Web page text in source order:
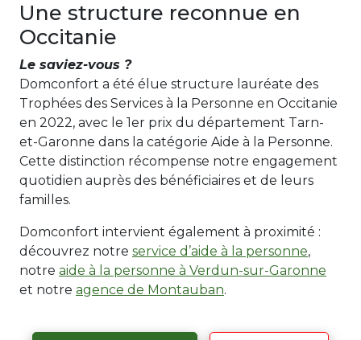
Une structure reconnue en
Occitanie
Le saviez-vous ?
Domconfort a été élue structure lauréate des
Trophées des Services à la Personne en Occitanie
en 2022, avec le 1er prix du département Tarn-
et-Garonne dans la catégorie Aide à la Personne.
Cette distinction récompense notre engagement
quotidien auprès des bénéficiaires et de leurs
familles.
Domconfort intervient également à proximité :
découvrez notre service d’aide à la personne,
notre aide à la personne à Verdun-sur-Garonne
et notre agence de Montauban.